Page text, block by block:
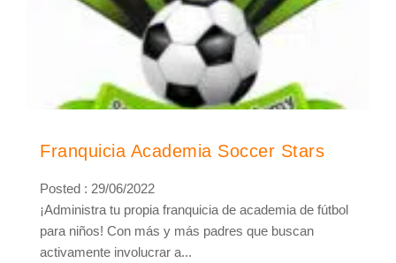
Franquicia Academia Soccer Stars
Posted : 29/06/2022
¡Administra tu propia franquicia de academia de fútbol
para niños! Con más y más padres que buscan
activamente involucrar a...